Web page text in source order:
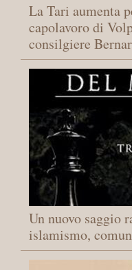
La Tari aumenta
capolavoro di
consilgiere
Un nuovo saggio
islamismo,